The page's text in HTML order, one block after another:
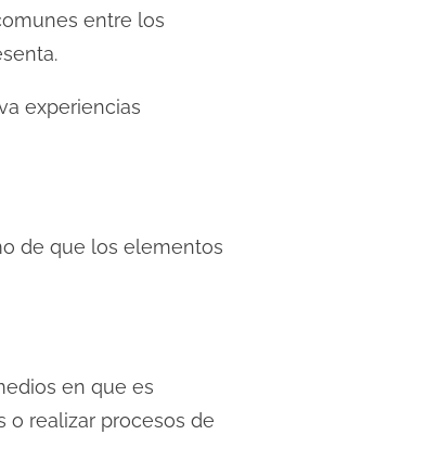
entre los
experiencias
de que los elementos
en que es
o realizar procesos de